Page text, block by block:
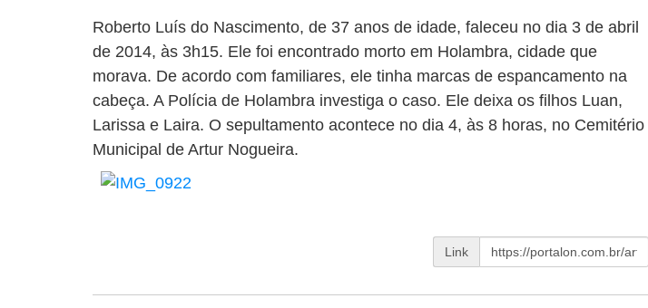
Roberto Luís do Nascimento, de 37 anos de idade, faleceu no dia 3 de abril
de 2014, às 3h15. Ele foi encontrado morto em Holambra, cidade que
morava. De acordo com familiares, ele tinha marcas de espancamento na
cabeça. A Polícia de Holambra investiga o caso. Ele deixa os filhos Luan,
Larissa e Laira. O sepultamento acontece no dia 4, às 8 horas, no Cemitério
Municipal de Artur Nogueira.
Link